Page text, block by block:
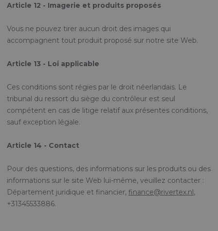
Article 12 - Imagerie et produits proposés
Vous ne pouvez tirer aucun droit des images qui
accompagnent tout produit proposé sur notre site Web.
Article 13 - Loi applicable
Ces conditions sont régies par le droit néerlandais. Le
tribunal du ressort du siège du contrôleur est seul
compétent en cas de litige relatif aux présentes conditions,
sauf exception légale.
Article 14 - Contact
Pour des questions, des informations sur les produits ou des
informations sur le site Web lui-même, veuillez contacter :
Département juridique et financier, finance@rivertex.nl,
+31345533886.